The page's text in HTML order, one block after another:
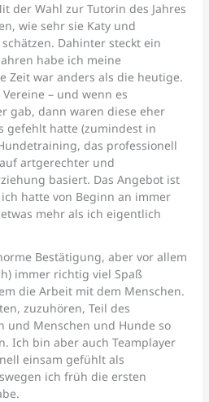
der Wahl zur Tutorin des Jahres
wie sehr sie Katy und
Dahinter steckt ein
habe ich meine
Zeit war anders als die heutige.
– und wenn es
gab, dann waren diese eher
gefehlt hatte (zumindest in
das professionell
artgerechter und
basiert. Das Angebot ist
hatte von Beginn an immer
mehr als ich eigentlich
Bestätigung, aber vor allem
immer richtig viel Spaß
die Arbeit mit dem Menschen.
zuzuhören, Teil des
und Menschen und Hunde so
Ich bin aber auch Teamplayer
einsam gefühlt als
ich früh die ersten